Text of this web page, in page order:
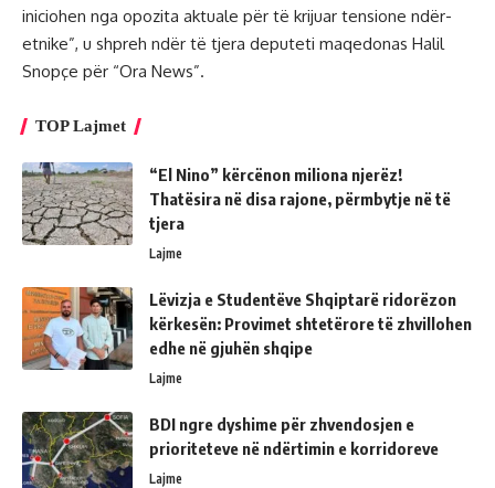
iniciohen nga opozita aktuale për të krijuar tensione ndër-
etnike”, u shpreh ndër të tjera deputeti maqedonas Halil
Snopçe për “Ora News”.
TOP Lajmet
“El Nino” kërcënon miliona njerëz!
Thatësira në disa rajone, përmbytje në të
tjera
Lajme
Lëvizja e Studentëve Shqiptarë ridorëzon
kërkesën: Provimet shtetërore të zhvillohen
edhe në gjuhën shqipe
Lajme
BDI ngre dyshime për zhvendosjen e
prioriteteve në ndërtimin e korridoreve
Lajme